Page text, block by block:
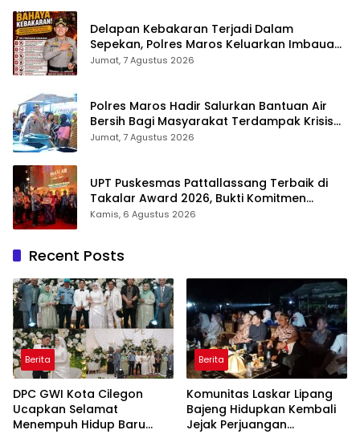
Delapan Kebakaran Terjadi Dalam
Sepekan, Polres Maros Keluarkan Imbauan
kepada Masyarakat
Jumat, 7 Agustus 2026
Polres Maros Hadir Salurkan Bantuan Air
Bersih Bagi Masyarakat Terdampak Krisis
Air Bersih Di Maros
Jumat, 7 Agustus 2026
UPT Puskesmas Pattallassang Terbaik di
Takalar Award 2026, Bukti Komitmen
Hadirkan Pelayanan Kesehatan Berkualitas
Kamis, 6 Agustus 2026
Recent Posts
Berita
DPC GWI Kota Cilegon
Ucapkan Selamat
Menempuh Hidup Baru
Berita
Komunitas Laskar Lipang
Bajeng Hidupkan Kembali
Jejak Perjuangan